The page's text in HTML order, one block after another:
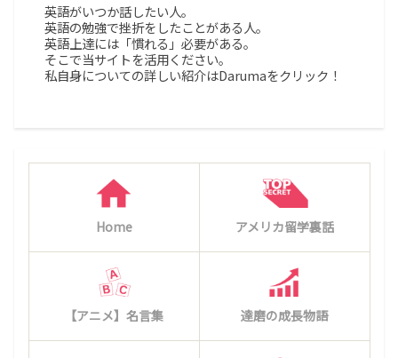
英語がいつか話したい人。
英語の勉強で挫折をしたことがある人。
英語上達には「慣れる」必要がある。
そこで当サイトを活用ください。
私自身についての詳しい紹介はDarumaをクリック！
Home アメリカ留学裏話
【アニメ】名言集 達磨の成長物語